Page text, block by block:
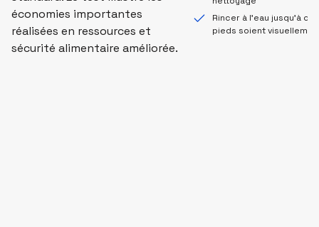
économies importantes
réalisées en ressources et
sécurité alimentaire améliorée.
Rincer à l'eau jusqu'à ce
pieds soient